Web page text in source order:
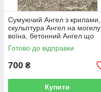
Сумуючий Ангел з крилами,
скульптура Ангел на могилу
воїна, бетонний Ангел що
молиться 27 см
Готово до відправки
700 ₴
Купити